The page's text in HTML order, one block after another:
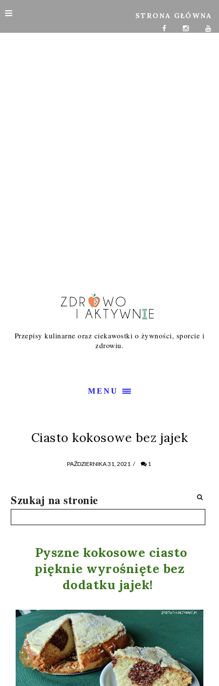
≡ STRONA GŁÓWNA
Przepisy kulinarne oraz ciekawostki o żywności, sporcie i
zdrowiu.
MENU
Ciasto kokosowe bez jajek
PAŹDZIERNIKA 31, 2021 / 1
Szukaj na stronie
Pyszne kokosowe ciasto
pięknie wyrośnięte bez
dodatku jajek!